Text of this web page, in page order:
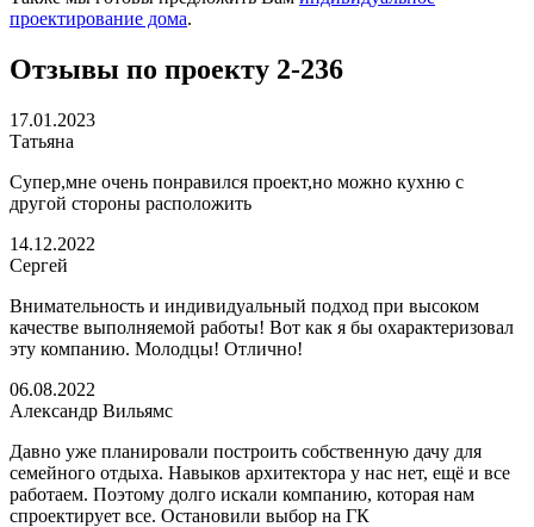
проектирование дома.
Отзывы по проекту 2-236
17.01.2023
Татьяна
Супер,мне очень понравился проект,но можно кухню с
другой стороны расположить
14.12.2022
Сергей
Внимательность и индивидуальный подход при высоком
качестве выполняемой работы! Вот как я бы охарактеризовал
эту компанию. Молодцы! Отлично!
06.08.2022
Александр Вильямс
Давно уже планировали построить собственную дачу для
семейного отдыха. Навыков архитектора у нас нет, ещё и все
работаем. Поэтому долго искали компанию, которая нам
спроектирует все. Остановили выбор на ГК